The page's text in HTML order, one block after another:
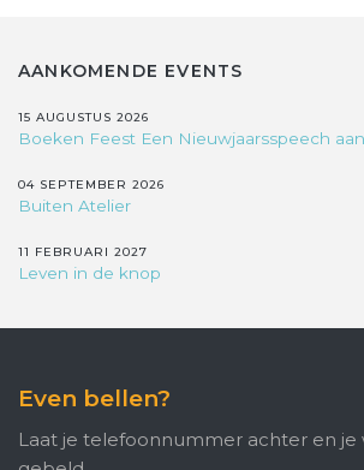
AANKOMENDE EVENTS
15 AUGUSTUS 2026
Boeken Feest Een Nieuwjaarsspeech
04 SEPTEMBER 2026
Buiten Atelier
11 FEBRUARI 2027
Leven in de knop
Even bellen?
Laat je telefoonnummer achter en je